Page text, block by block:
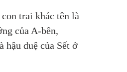
trai khác tên là
của A-bên,
hậu duệ của Sết ở